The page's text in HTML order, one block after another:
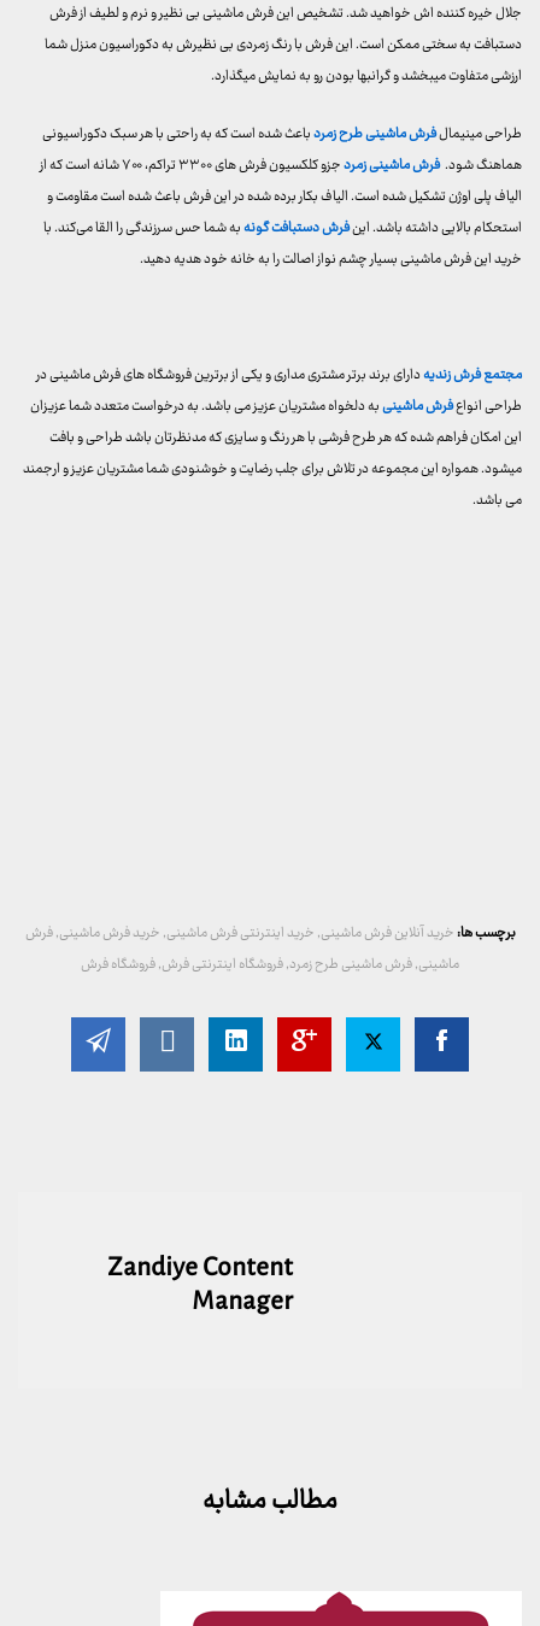
جلال خیره کننده اش خواهید شد. تشخیص این فرش ماشینی بی نظیر و نرم و لطیف از فرش
دستبافت به سختی ممکن است. این فرش با رنگ زمردی بی نظیرش به دکوراسیون منزل شما
ارزشی متفاوت میبخشد و گرانبها بودن رو به نمایش میگذارد.
طراحی مینیمالفرش ماشینی طرح زمردباعث شده است که به راحتی با هر سبک دکوراسیونی
هماهنگ شود.فرش ماشینی زمرد
جزو کلکسیون فرش های ۳۳۰۰ تراکم، ۷۰۰ شانه است که از
الیاف پلی اوژن تشکیل شده است. الیاف بکار برده شده در این فرش باعث شده است مقاومت و
استحکام بالایی داشته باشد. اینفرش دستبافت گونهبه شما حس سرزندگی را القا می‌کند. با
خرید این فرش ماشینی بسیار چشم نواز اصالت را به خانه خود هدیه دهید.
مجتمع فرش زندیهدارای برند برتر مشتری مداری و یکی از برترین فروشگاه های فرش ماشینی در
طراحی انواعفرش ماشینیبه دلخواه مشتریان عزیز می باشد. به درخواست متعدد شما عزیزان
این امکان فراهم شده که هر طرح فرشی با هر رنگ و سایزی که مدنظرتان باشد طراحی و بافت
میشود. همواره این مجموعه در تلاش برای جلب رضایت و خوشنودی شما مشتریان عزیز و ارجمند
می باشد.
برچسب ها:خرید آنلاین فرش ماشینی,خرید اینترنتی فرش ماشینی,خرید فرش ماشینی,فرش
ماشینی,فرش ماشینی طرح زمرد,فروشگاه اینترنتی فرش,فروشگاه فرش
Zandiye Content
Manager
مطالب مشابه